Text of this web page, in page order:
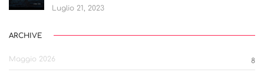
Luglio 21, 2023
ARCHIVE
Maggio 2026 8